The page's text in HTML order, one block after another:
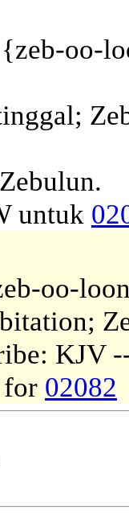
oo-
untuk
oo-
KJV
for 02082